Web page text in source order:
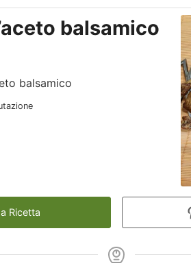
balsamico
balsamico
Ricetta